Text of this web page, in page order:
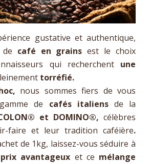
gustative et authentique,
café en grainsest le choix
qui recherchentune
torréfié.
nous sommes fiers de vous
de cafés italiens de la
® et DOMINO®, célèbres
faire et leur tradition caféière.
de 1kg, laissez-vous séduire à
prix avantageux et ce mélange